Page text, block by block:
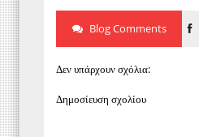
Blog Comments
Δεν υπάρχουν σχόλια:
Δημοσίευση σχολίου